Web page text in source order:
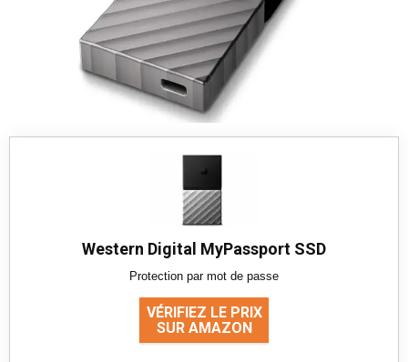
Western Digital MyPassport SSD
Protection par mot de passe
VÉRIFIEZ LE PRIX
SUR AMAZON